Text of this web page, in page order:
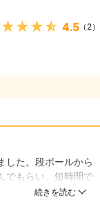
してお客様満足度の
。 【複雑な
用品も年々複雑な
便性が高い事から素
ではないでしょう
ートさせて頂きま
4.5（2）
した。段ボールから
でもらい、短時間で
な言葉使いだった
続きを読む